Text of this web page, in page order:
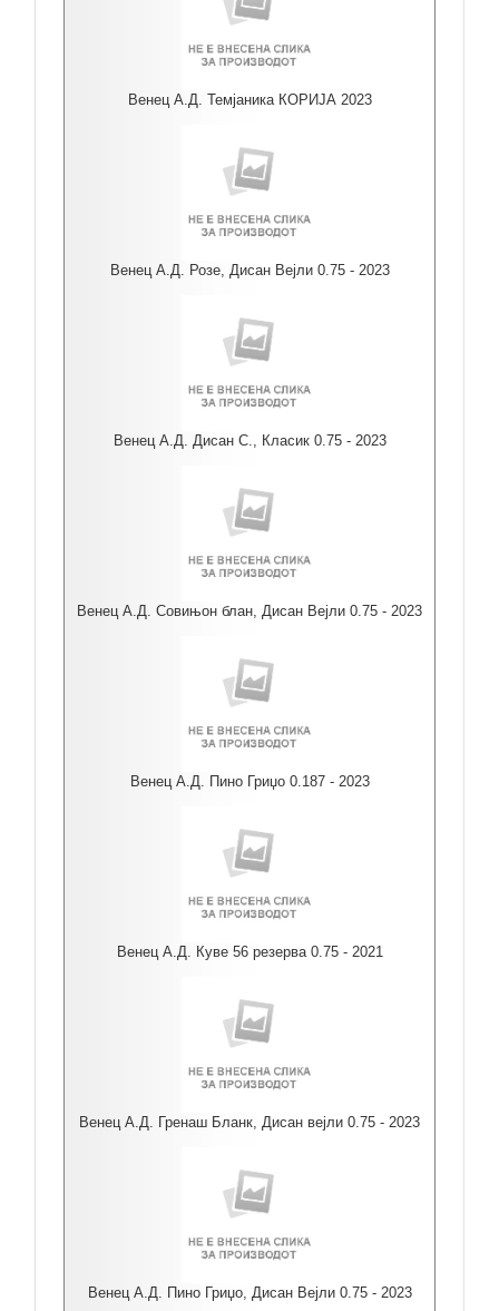
Венец А.Д. Темјаника КОРИЈА 2023
Венец А.Д. Розе, Дисан Вејли 0.75 - 2023
Венец А.Д. Дисан С., Класик 0.75 - 2023
Венец А.Д. Совињон блан, Дисан Вејли 0.75 - 2023
Венец А.Д. Пино Гриџо 0.187 - 2023
Венец А.Д. Куве 56 резерва 0.75 - 2021
Венец А.Д. Гренаш Бланк, Дисан вејли 0.75 - 2023
Венец А.Д. Пино Гриџо, Дисан Вејли 0.75 - 2023